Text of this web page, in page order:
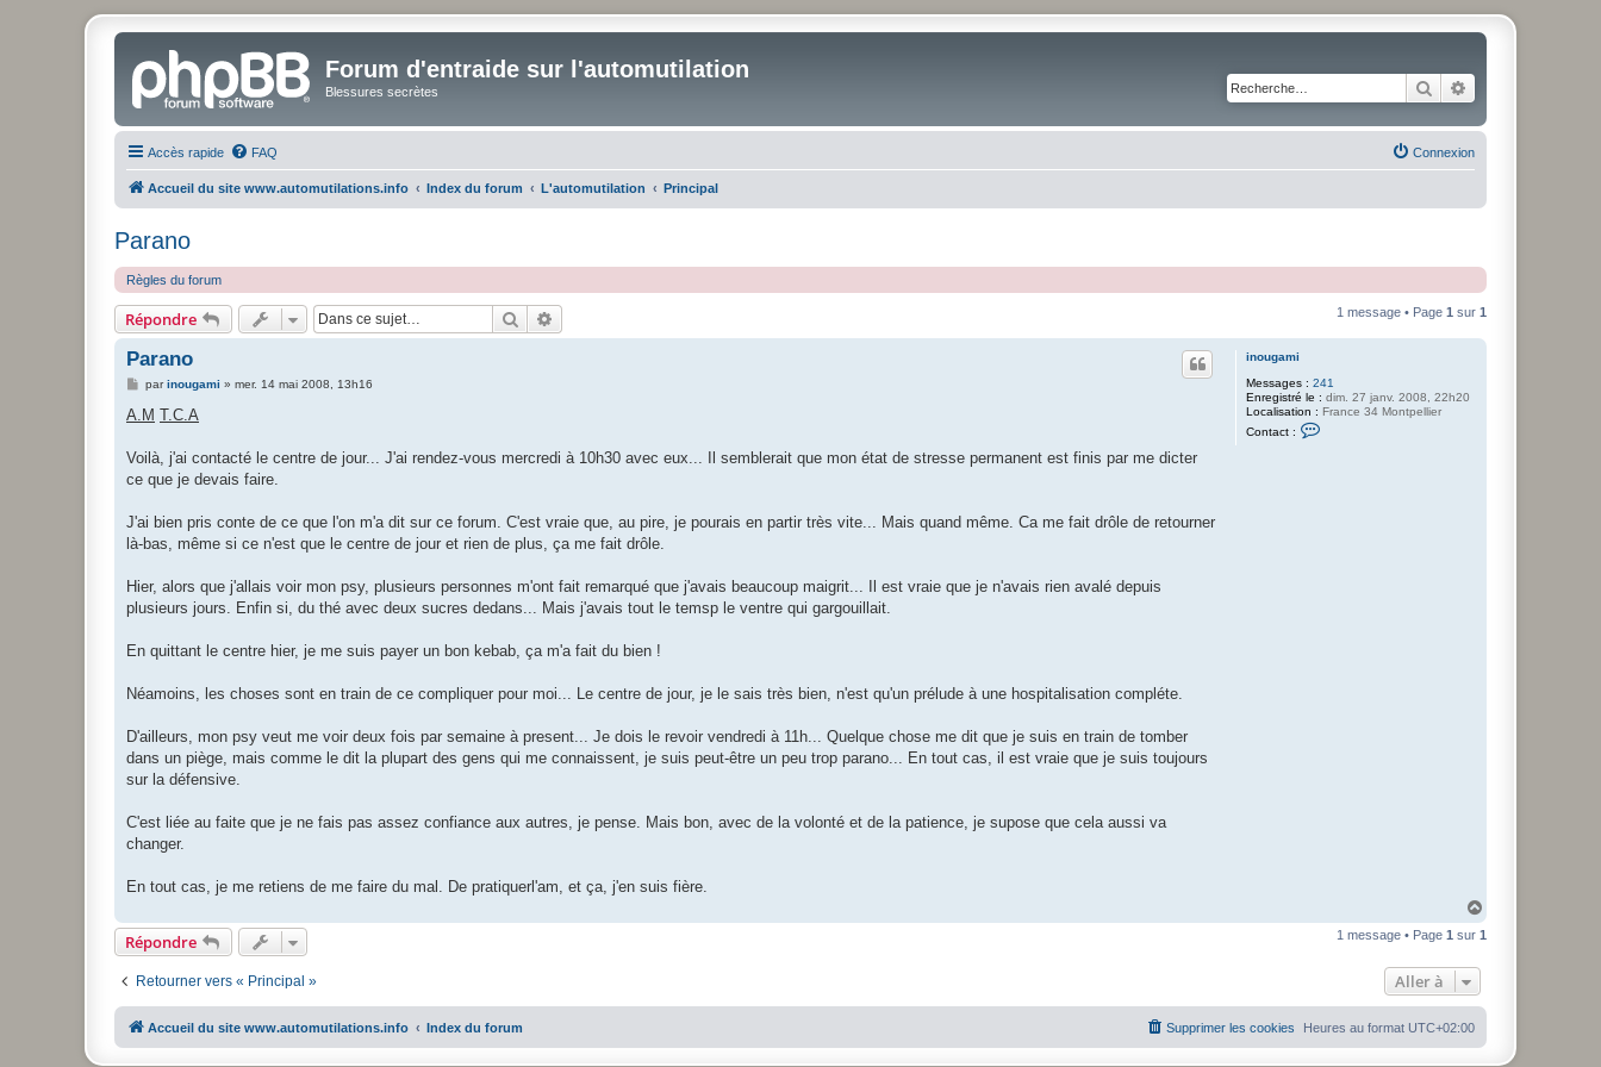
Forum d'entraide sur l'automutilation
Blessures secrètes Rechercher
Accès rapide FAQ Connexion
Accueil du site www.automutilations.info Index du forum L'automutilation Principal
Parano
Règles du forum
Répondre Rechercher 1 message • Page 1 sur 1
inougami
Messages : 241
Enregistré le : dim. 27 janv. 2008, 22h20
Localisation : France 34 Montpellier
Contact :
Parano
M
s
s
g
parinougami » mer. 14 mai 2008, 13h16
A.M T.C.A
Voilà, j'ai contacté le centre de jour... J'ai rendez-vous mercredi à 10h30 avec eux... Il semblerait que mon état de stresse permanent est finis par me dicter
ce que je devais faire.
J'ai bien pris conte de ce que l'on m'a dit sur ce forum. C'est vraie que, au pire, je pourais en partir très vite... Mais quand même. Ca me fait drôle de retourner
là-bas, même si ce n'est que le centre de jour et rien de plus, ça me fait drôle.
Hier, alors que j'allais voir mon psy, plusieurs personnes m'ont fait remarqué que j'avais beaucoup maigrit... Il est vraie que je n'avais rien avalé depuis
plusieurs jours. Enfin si, du thé avec deux sucres dedans... Mais j'avais tout le temsp le ventre qui gargouillait.
En quittant le centre hier, je me suis payer un bon kebab, ça m'a fait du bien !
Néamoins, les choses sont en train de ce compliquer pour moi... Le centre de jour, je le sais très bien, n'est qu'un prélude à une hospitalisation compléte.
D'ailleurs, mon psy veut me voir deux fois par semaine à present... Je dois le revoir vendredi à 11h... Quelque chose me dit que je suis en train de tomber
dans un piège, mais comme le dit la plupart des gens qui me connaissent, je suis peut-être un peu trop parano... En tout cas, il est vraie que je suis toujours
sur la défensive.
C'est liée au faite que je ne fais pas assez confiance aux autres, je pense. Mais bon, avec de la volonté et de la patience, je supose que cela aussi va
changer.
En tout cas, je me retiens de me faire du mal. De pratiquerl'am, et ça, j'en suis fière.
u
Répondre 1 message • Page 1 sur 1
Retourner vers « Principal » Aller à
Accueil du site www.automutilations.info Index du forum Heures au format UTC+02:00
Supprimer les cookies